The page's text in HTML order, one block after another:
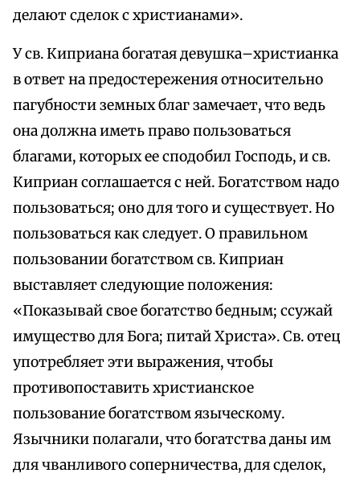
делают сделок с христианами».
У св. Киприана богатая девушка–христианка
в ответ на предостережения относительно
пагубности земных благ замечает, что ведь
она должна иметь право пользоваться
благами, которых ее сподобил Господь, и св.
Киприан соглашается с ней. Богатством надо
пользоваться; оно для того и существует. Но
пользоваться как следует. О правильном
пользовании богатством св. Киприан
выставляет следующие положения:
«Показывай свое богатство бедным; ссужай
имущество для Бога; питай Христа». Св. отец
употребляет эти выражения, чтобы
противопоставить христианское
пользование богатством языческому.
Язычники полагали, что богатства даны им
для чванливого соперничества, для сделок,